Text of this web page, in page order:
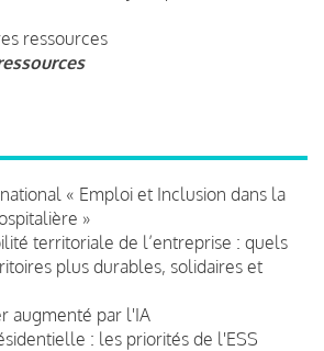
ressources
« Emploi et Inclusion dans la
»
territoriale de l’entreprise : quels
plus durables, solidaires et
augmenté par l'IA
: les priorités de l'ESS